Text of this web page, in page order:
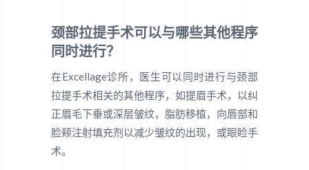
颈部拉提手术可以与哪些其他程序
同时进行？
在Excellage诊所，医生可以同时进行与颈部
拉提手术相关的其他程序，如提眉手术，以纠
正眉毛下垂或深层皱纹，脂肪移植，向唇部和
脸颊注射填充剂以减少皱纹的出现，或眼睑手
术。